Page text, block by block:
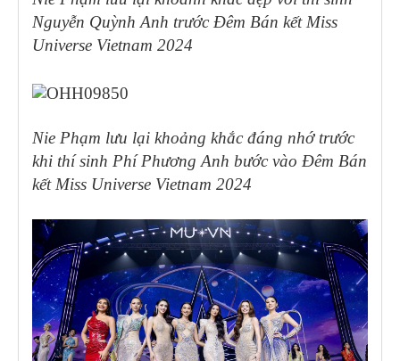
Nguyễn Quỳnh Anh trước Đêm Bán kết Miss
Universe Vietnam 2024
Nie Phạm lưu lại khoảng khắc đáng nhớ trước
khi thí sinh Phí Phương Anh bước vào Đêm Bán
kết Miss Universe Vietnam 2024